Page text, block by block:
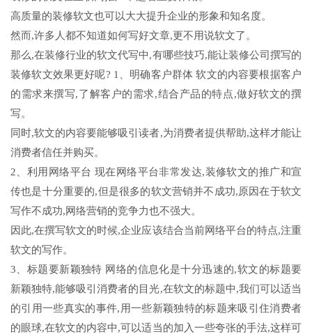
高质量的装修软文也可以大大提升企业的形象和知名度。
然而,许多人都不知道如何写好文章,更不用说软文了。
那么,在装修行业的软文代写中,有哪些技巧,能让装修公司撰写的
装修软文效果更好呢? 1、明确客户群体 软文的内容要根据客户
的需求来撰写,了解客户的需求,结合产品的特点,做好软文的撰
写。
同时,软文的内容要能够吸引读者,为消费者提供帮助,这样才能让
消费者信任并购买。
2、利用网络平台 现在网络平台非常发达,装修软文的推广和宣
传也是十分重要的,但是很多的软文营销并不成功,原因在于软文
写作不成功,网络营销的竞争力也不强大。
因此,在撰写软文的时候,企业应该结合当前网络平台的特点,注重
软文的写作。
3、标题要新颖独特 网络的信息化是十分迅速的,软文的标题要
新颖独特,能够吸引消费者的目光,在软文的标题中,我们可以适当
的引用一些真实的事件,用一些新颖独特的标题来吸引住消费者
的眼球,在软文的内容中,可以适当的加入一些夸张的手法,这样可